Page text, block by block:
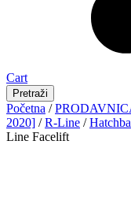
Cart
Pretraži
Početna /
2020] /R-Line /
Line Facelift